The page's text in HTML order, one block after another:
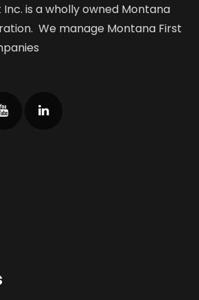
is a wholly owned Montana
We manage Montana First